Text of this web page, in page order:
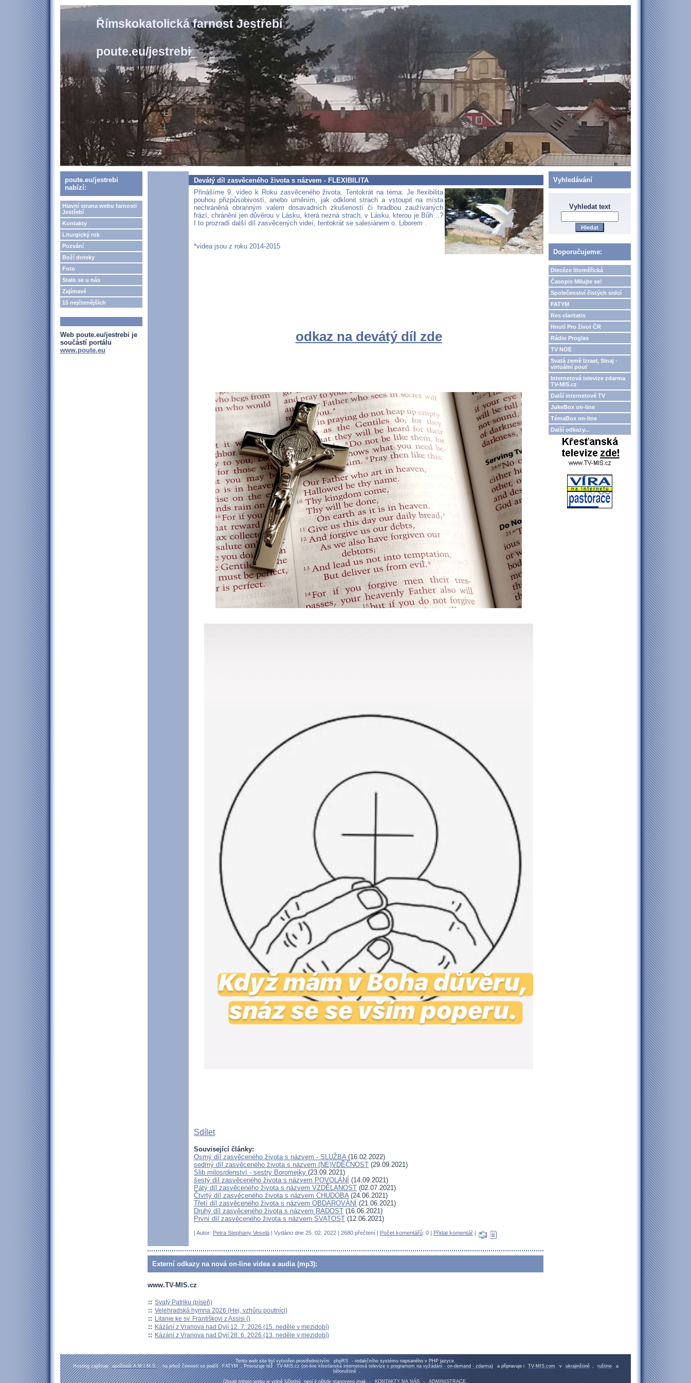
Římskokatolická farnost Jestřebí
poute.eu/jestrebi
poute.eu/jestrebi
nabízí:
Hlavní strana webu farnosti
Jestřebí
Kontakty
Liturgický rok
Pozvání
Boží doteky
Foto
Stalo se u nás
Zajímavé
15 nejčtenějších
Web poute.eu/jestrebi je
součástí portálu
www.poute.eu
Devátý díl zasvěceného života s názvem - FLEXIBILITA
Přinášíme 9. video k Roku zasvěceného života. Tentokrát na téma: Je flexibilita
pouhou přizpůsobivostí, anebo uměním, jak odklonit strach a vstoupit na místa
nechráněná obranným valem dosavadních zkušeností či hradbou zaužívaných
frází, chráněni jen důvěrou v Lásku, která nezná strach, v Lásku, kterou je Bůh…?
I to prozradí další díl zasvěcených videí, tentokrát se salesiánem o. Liborem .
*videa jsou z roku 2014-2015
odkaz na devátý díl zde
Sdílet
Související články:
Osmý díl zasvěceného života s názvem - SLUŽBA (16.02.2022)
sedmý díl zasvěceného života s názvem (NE)VDĚČNOST (29.09.2021)
Slib milosrdenství - sestry Boromejky (23.09.2021)
šestý díl zasvěceného života s názvem POVOLÁNÍ (14.09.2021)
Pátý díl zasvěceného života s názvem VZDĚLANOST (02.07.2021)
Čtvrtý díl zasvěceného života s názvem CHUDOBA(24.06.2021)
Třetí díl zasvěceného života s názvem OBDAROVÁNÍ (21.06.2021)
Druhý díl zasvěceného života s názvem RADOST (16.06.2021)
První díl zasvěceného života s názvem SVATOST (12.06.2021)
| Autor: Petra Stephany Veselá | Vydáno dne 25. 02. 2022 | 2680 přečtení | Počet komentářů: 0 | Přidat komentář |
Externí odkazy na nová on-line videa a audia (mp3):
www.TV-MIS.cz
:: Svatý Patriku (píseň)
:: Velehradská hymna 2026 (Hej, vzhůru poutníci)
:: Litanie ke sv. Františkovi z Assisi ()
:: Kázání z Vranova nad Dyjí 12. 7. 2026 (15. neděle v mezidobí)
:: Kázání z Vranova nad Dyjí 28. 6. 2026 (13. neděle v mezidobí)
Vyhledávání
Vyhledat text
Doporučujeme:
Diecéze litoměřická
Časopis Milujte se!
Společenství čistých srdcí
FATYM
Res claritatis
Hnutí Pro život ČR
Rádio Proglas
TV NOE
Svatá země Izrael, Sinaj -
virtuální pouť
Internetová televize zdarma
TV-MIS.cz
Další internetové TV
JukeBox on-line
TémaBox on-line
Další odkazy...
Tento web site byl vytvořen prostřednictvím phpRS - redakčního systému napsaného v PHP jazyce.
Hosting zajištuje apoštolát A.M.I.M.S. , na jehož činnosti se podílí FATYM . Provozuje též TV-MIS.cz (on-line křesťanská internetová televize s programem na vyžádání - on-demand - zdarma) a připravuje i TV-MIS.com v ukrajinštině , ruštine a
běloruštině .
Obsah tohoto webu je volně šiřitelný, není-li někde stanoveno jinak. - KONTAKTY NA NÁS - ADMINISTRACE